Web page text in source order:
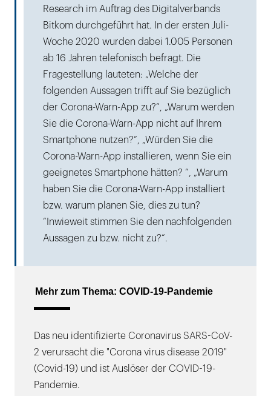
Research im Auftrag des Digitalverbands
Bitkom durchgeführt hat. In der ersten Juli-
Woche 2020 wurden dabei 1.005 Personen
ab 16 Jahren telefonisch befragt. Die
Fragestellung lauteten: „Welche der
folgenden Aussagen trifft auf Sie bezüglich
der Corona-Warn-App zu?“, „Warum werden
Sie die Corona-Warn-App nicht auf Ihrem
Smartphone nutzen?“, „Würden Sie die
Corona-Warn-App installieren, wenn Sie ein
geeignetes Smartphone hätten? “, „Warum
haben Sie die Corona-Warn-App installiert
bzw. warum planen Sie, dies zu tun?
“Inwieweit stimmen Sie den nachfolgenden
Aussagen zu bzw. nicht zu?“.
Mehr zum Thema: COVID-19-Pandemie
Das neu identifizierte Coronavirus SARS-CoV-
2 verursacht die "Corona virus disease 2019"
(Covid-19) und ist Auslöser der COVID-19-
Pandemie.